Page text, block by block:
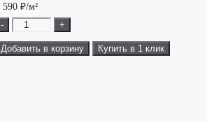
590 ₽/м²
-
+
Добавить в корзину Купить в 1 клик